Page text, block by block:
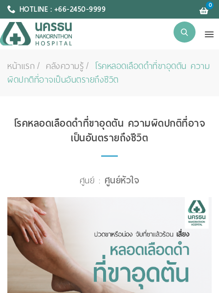
HOTLINE : +66-2450-9999 0
หน้าแรก คลังความรู้
โรคหลอดเลือดดำที่ขาอุดตัน ความ
ผิดปกติที่อาจเป็นอันตรายถึงชีวิต
โรคหลอดเลือดดำที่ขาอุดตัน ความผิดปกติที่อาจ
เป็นอันตรายถึงชีวิต
ศูนย์ : ศูนย์หัวใจ